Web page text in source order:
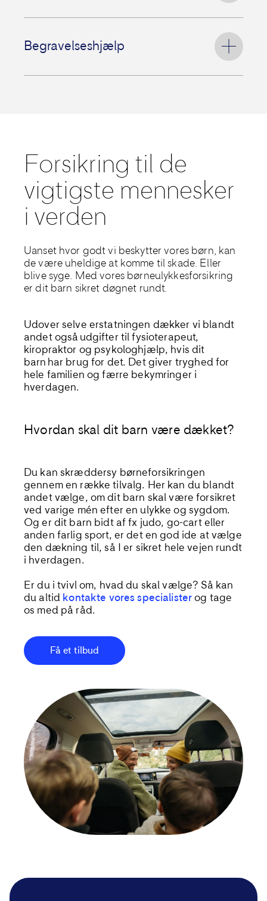
barn bliver ramt af en kritisk sygdom,
som er dækket af forsikringen.
Begravelseshjælp
Forsikring til de
vigtigste mennesker
i verden
Uanset hvor godt vi beskytter vores børn, kan
de være uheldige at komme til skade. Eller
blive syge. Med vores børneulykkesforsikring
er dit barn sikret døgnet rundt.
Udover selve erstatningen dækker vi blandt
andet også udgifter til fysioterapeut,
kiropraktor og psykologhjælp, hvis dit
barn har brugfor det. Det giver tryghed for
hele familien og færre bekymringer i
hverdagen.
Hvordan skal dit barn være dækket?
Du kan skræddersy børneforsikringen
gennem en rækketil valg. Her kan du blandt
andet vælge, omdit barn skal være forsikret
ved varige mén efter en ulykke og sygdom.
Ogerdit barn bidt af fx judo, go-cart eller
anden farlig sport, er det en god ide at vælge
den dækning til, så I er sikret hele vejen rundt
i hverdagen.
Er du i tvivl om, hvad du skal vælge? Så kan
du altid kontakte vores specialister og tage
os med på råd.
Få et tilbud